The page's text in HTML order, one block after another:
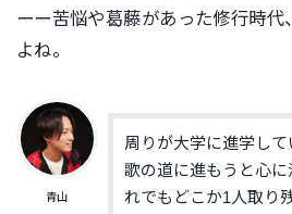
ーー苦悩や葛藤があった修行時
よね。
青山
周りが大学に進学し
歌の道に進もうと心
れでもどこか1人取り